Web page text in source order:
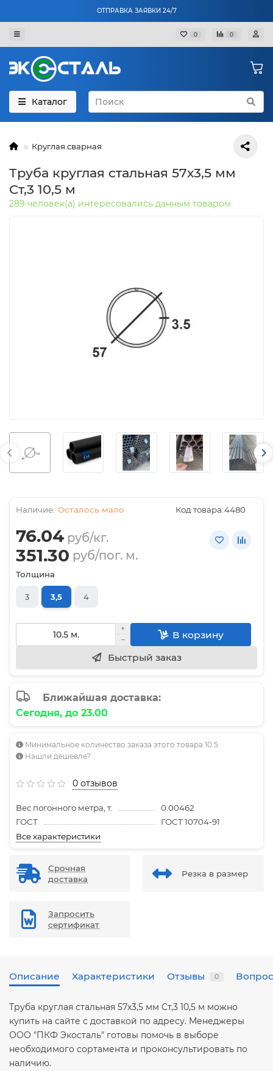
ОТПРАВКА ЗАЯВКИ 24/7
0 0
Каталог
Круглая сварная
Труба круглая стальная 57х3,5 мм
Ст,3 10,5 м
289 человек(а) интересовались данным товаром
Осталось мало Код товара:4480
76.04 руб/кг.
351.30 руб/пог. м.
Толщина
3 3,5 4
В корзину
Быстрый заказ
Ближайшая доставка:
Сегодня, до 23.00
Минимальное количество заказа этого товара 10.5
Нашли дешевле?
0 отзывов
Вес погонного метра, т.
0.00462
ГОСТ
ГОСТ 10704-91
Все характеристики
Срочная
доставка
Резка в размер
Запросить
сертификат
Описание Характеристики Отзывы 0
Труба круглая стальная 57х3,5 мм Ст,3 10,5 м можно
купить на сайте с доставкой по адресу. Менеджеры
ООО "ПКФ Экосталь" готовы помочь в выборе
необходимого сортамента и проконсультировать по
наличию.